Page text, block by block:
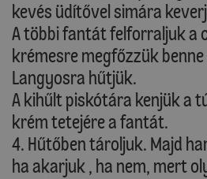
kevés üdítővel simára
A többi fantát felforraljuk a
krémesre megfőzzük
Langyosra hűtjük.
A kihűlt piskótára kenjük a
krém tetejére a fantát.
4. Hűtőben tároljuk. Majd
ha akarjuk , ha nem, mert